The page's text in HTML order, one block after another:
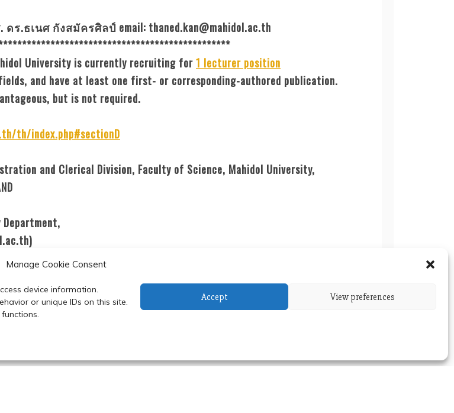
Manage Cookie Consent
device information.
or unique IDs on this site.
Accept View preferences
เนศ กังสมัครศิลป์ email: thaned.kan@mahidol.ac.th
University is currently recruiting for1 lecturer position
and have at least one first- or corresponding-authored publication.
but is not required.
th/index.php#sectionD
and Clerical Division, Faculty of Science, Mahidol University,
BC Faculty Seminar: August 5, 2020